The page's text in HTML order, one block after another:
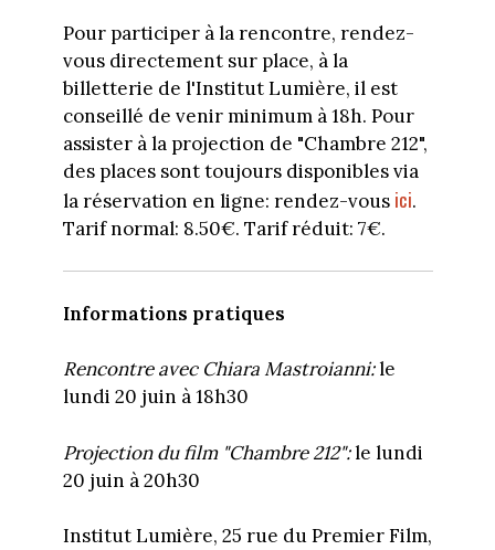
Pour participer à la rencontre, rendez-
vous directement sur place, à la
billetterie de l'Institut Lumière, il est
conseillé de venir minimum à 18h. Pour
assister à la projection de "Chambre 212",
des places sont toujours disponibles via
la réservation en ligne: rendez-vousici.
Tarif normal: 8.50€. Tarif réduit: 7€.
Informations pratiques
Rencontre avec Chiara Mastroianni:le
lundi 20 juin à 18h30
Projection du film "Chambre 212":le lundi
20 juin à 20h30
Institut Lumière, 25 rue du Premier Film,